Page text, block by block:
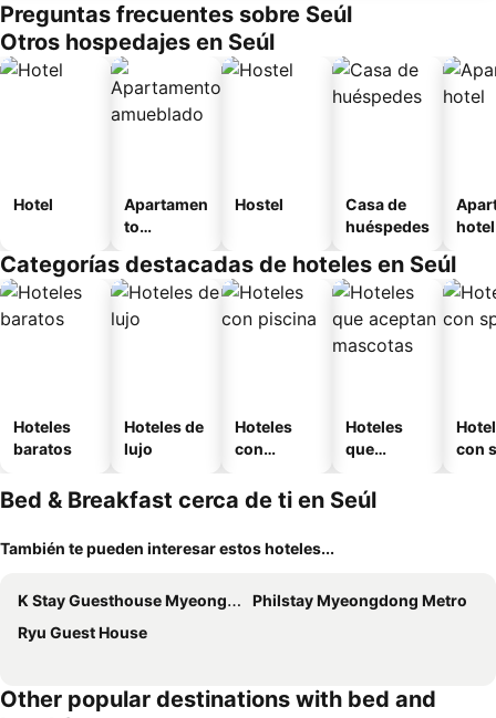
Preguntas frecuentes sobre Seúl
Otros hospedajes en Seúl
Hotel
Apartamen
to
o
Hostel
Casa de
huéspedes
hotel
Categorías destacadas de hoteles en Seúl
Hoteles
baratos
Hoteles de
lujo
Hoteles
con
Hoteles
que
mascotas
con
Bed & Breakfast cerca de ti en Seúl
También te pueden interesar estos hoteles...
K Stay Guesthouse Myeongdong first
Philstay Myeongdong Metro
Ryu Guest House
Other popular destinations with bed and